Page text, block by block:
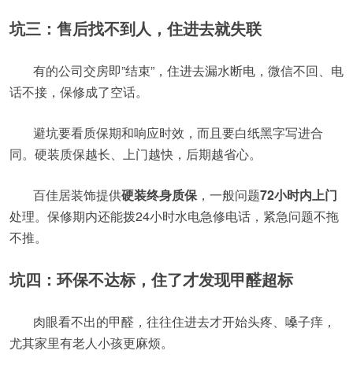
坑三：售后找不到人，住进去就失联
有的公司交房即”结束”，住进去漏水断电，微信不回、电
话不接，保修成了空话。
避坑要看质保期和响应时效，而且要白纸黑字写进合
同。硬装质保越长、上门越快，后期越省心。
百佳居装饰提供硬装终身质保，一般问题72小时内上门
处理。保修期内还能拨24小时水电急修电话，紧急问题不拖
不推。
坑四：环保不达标，住了才发现甲醛超标
肉眼看不出的甲醛，往往住进去才开始头疼、嗓子痒，
尤其家里有老人小孩更麻烦。